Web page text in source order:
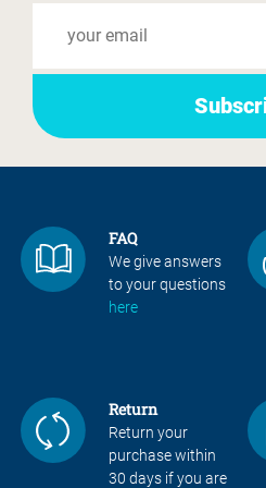
FAQ
We give answers
to your questions
here
Return
Return your
purchase within
30 days if you are